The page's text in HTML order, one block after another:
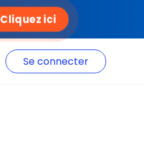
Cliquez ici
Se connecter